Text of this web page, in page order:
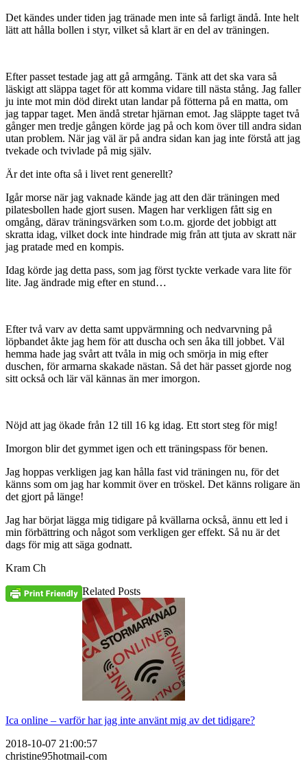
Det kändes under tiden jag tränade men inte så farligt ändå. Inte helt
lätt att hålla bollen i styr, vilket så klart är en del av träningen.
Efter passet testade jag att gå armgång. Tänk att det ska vara så
läskigt att släppa taget för att komma vidare till nästa stång. Jag faller
ju inte mot min död direkt utan landar på fötterna på en matta, om
jag tappar taget. Men ändå stretar hjärnan emot. Jag släppte taget två
gånger men tredje gången körde jag på och kom över till andra sidan
utan problem. När jag väl är på andra sidan kan jag inte förstå att jag
tvekade och tvivlade på mig själv.
Är det inte ofta så i livet rent generellt?
Igår morse när jag vaknade kände jag att den där träningen med
pilatesbollen hade gjort susen. Magen har verkligen fått sig en
omgång, därav träningsvärken som t.o.m. gjorde det jobbigt att
skratta idag, vilket dock inte hindrade mig från att tjuta av skratt när
jag pratade med en kompis.
Idag körde jag detta pass, som jag först tyckte verkade vara lite för
lite. Jag ändrade mig efter en stund…
Efter två varv av detta samt uppvärmning och nedvarvning på
löpbandet åkte jag hem för att duscha och sen åka till jobbet. Väl
hemma hade jag svårt att tvåla in mig och smörja in mig efter
duschen, för armarna skakade nästan. Så det här passet gjorde nog
sitt också och lär väl kännas än mer imorgon.
Nöjd att jag ökade från 12 till 16 kg idag. Ett stort steg för mig!
Imorgon blir det gymmet igen och ett träningspass för benen.
Jag hoppas verkligen jag kan hålla fast vid träningen nu, för det
känns som om jag har kommit över en tröskel. Det känns roligare än
det gjort på länge!
Jag har börjat lägga mig tidigare på kvällarna också, ännu ett led i
min förbättring och något som verkligen ger effekt. Så nu är det
dags för mig att säga godnatt.
Kram Ch
Related Posts
Ica online – varför har jag inte använt mig av det tidigare?
2018-10-07 21:00:57
christine95hotmail-com